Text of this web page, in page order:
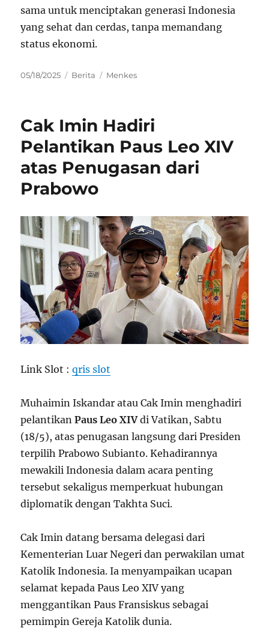
sama untuk menciptakan generasi Indonesia
yang sehat dan cerdas, tanpa memandang
status ekonomi.
Posted
05/18/2025 Categories
Berita Tags
Menkes
Cak Imin Hadiri
Pelantikan Paus Leo XIV
atas Penugasan dari
Prabowo
Link Slot :qris slot
Muhaimin Iskandar atau Cak Imin menghadiri
pelantikanPaus Leo XIVdi Vatikan, Sabtu
(18/5), atas penugasan langsung dari Presiden
terpilih Prabowo Subianto. Kehadirannya
mewakili Indonesia dalam acara penting
tersebut sekaligus memperkuat hubungan
diplomatik dengan Takhta Suci.
Cak Imin datang bersama delegasi dari
Kementerian Luar Negeri dan perwakilan umat
Katolik Indonesia. Ia menyampaikan ucapan
selamat kepada Paus Leo XIV yang
menggantikan Paus Fransiskus sebagai
pemimpin Gereja Katolik dunia.